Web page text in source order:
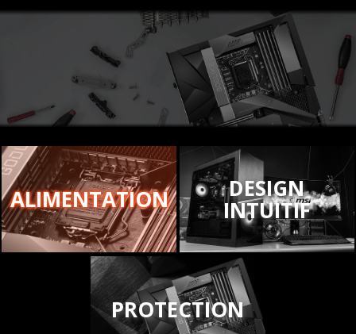
ALIMENTATION DESIGN
INTUITIF
PROTECTION